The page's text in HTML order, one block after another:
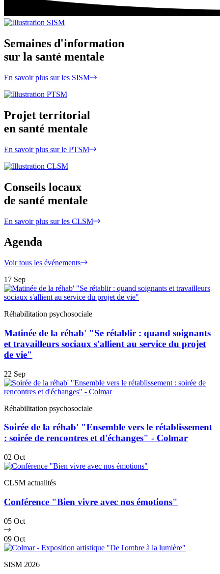
Semaines d'information
sur la santé mentale
En savoir plus sur les SISM
Projet territorial
en santé mentale
En savoir plus sur le PTSM
Conseils locaux
de santé mentale
En savoir plus sur les CLSM
Agenda
Voir tous les événements
17 Sep
Réhabilitation psychosociale
Matinée de la réhab' "Se rétablir : quand soignants
et travailleurs sociaux s'allient au service du projet
de vie"
22 Sep
Réhabilitation psychosociale
Soirée de la réhab' "Ensemble vers le rétablissement
: soirée de rencontres et d'échanges" - Colmar
02 Oct
CLSM actualités
Conférence "Bien vivre avec nos émotions"
05 Oct
09 Oct
SISM 2026